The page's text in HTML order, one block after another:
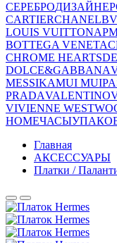
СЕРЕБРО
CARTIERCHANEL
LOUIS VUITTON
BOTTEGA VENETA
CHROME HEARTS
DOLCE&GABBANA
MESSIKAMUI MUI
PRADAVALENTINO
VIVIENNE
HOMEЧАСЫ
Главная
АКСЕССУАРЫ
Платки /